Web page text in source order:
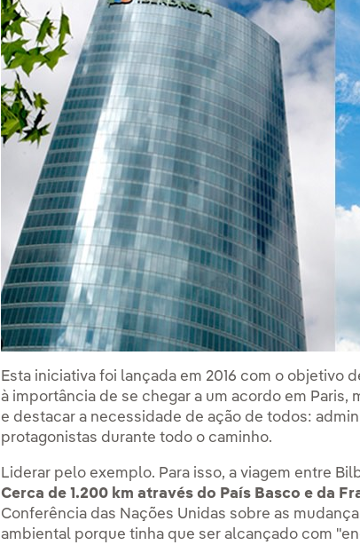
Esta iniciativa foi lançada em 2016 com o objetivo
à importância de se chegar a um acordo em
e destacar a necessidade de ação de todos:
protagonistas durante todo o caminho.
Liderar pelo exemplo. Para isso, a viagem entre
Cerca de 1.200 km através do País Basco e da
Conferência das Nações Unidas sobre as
ambiental porque tinha que ser alcançado com